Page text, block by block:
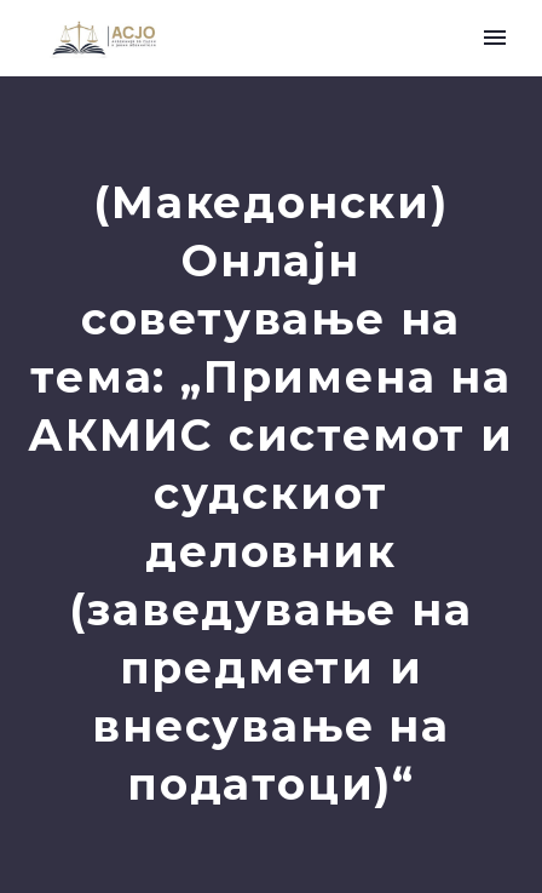
(Македонски)
Онлајн
советување на
тема: „Примена на
АКМИС системот и
судскиот
деловник
(заведување на
предмети и
внесување на
податоци)“